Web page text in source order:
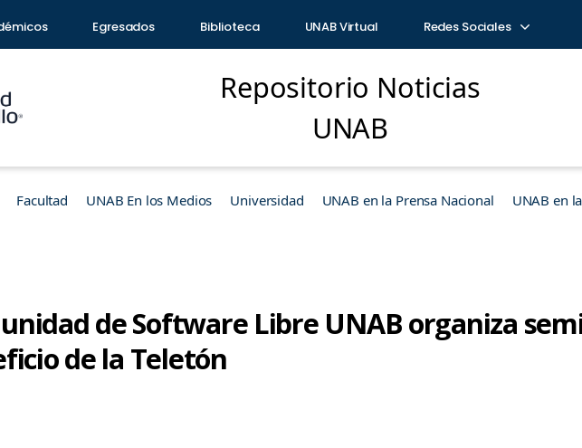
Egresados Biblioteca UNAB Virtual Redes Sociales
Repositorio Noticias
UNAB
Facultad UNAB En los Medios Universidad UNAB en la Prensa Nacional UNAB en
de Software Libre UNAB organiza
de la Teletón